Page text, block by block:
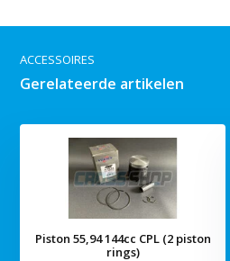
ACCESSOIRES
Gerelateerde artikelen
Piston 55,94 144cc CPL (2 piston
rings)